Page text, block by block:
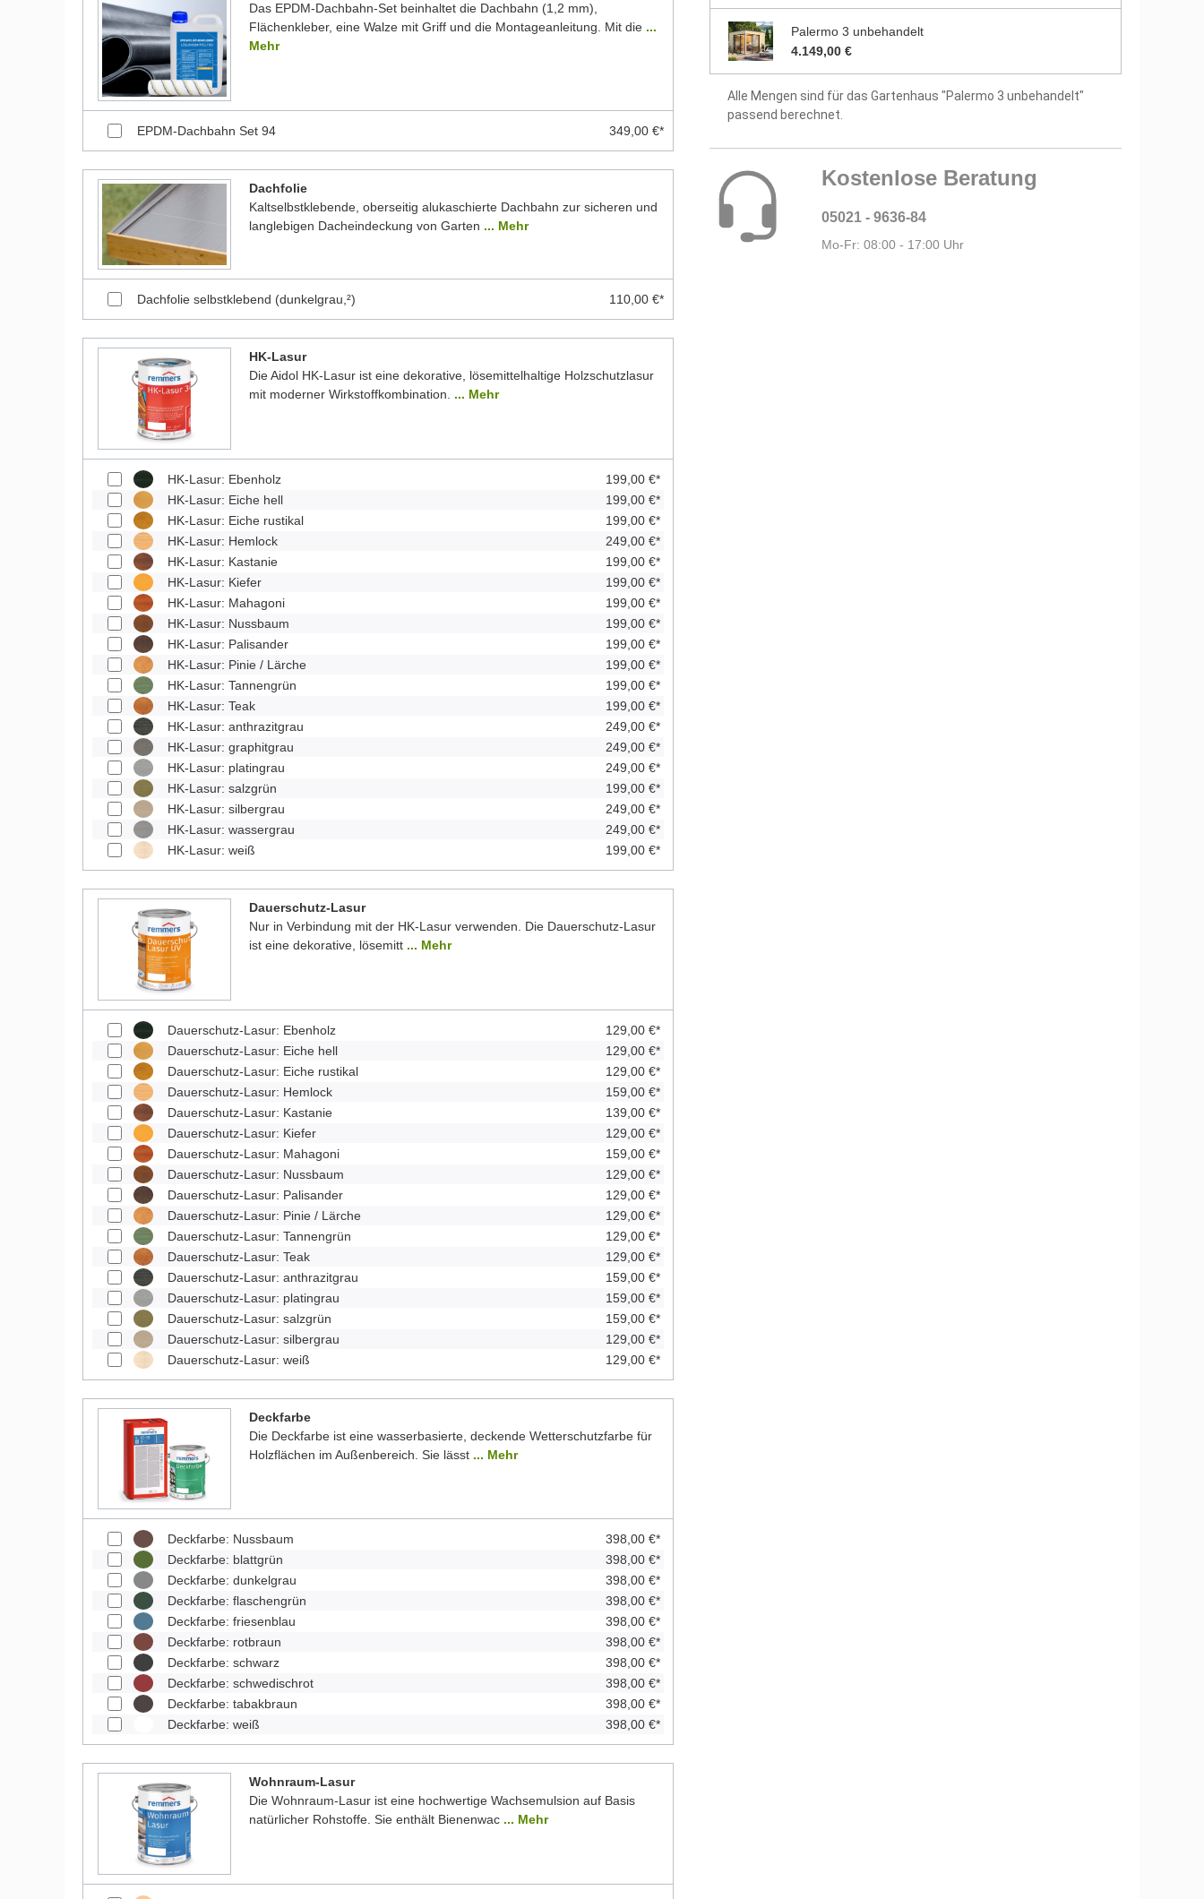
Das EPDM-Dachbahn-Set beinhaltet die Dachbahn (1,2 mm),
Flächenkleber, eine Walze mit Griff und die Montageanleitung. Mit die ...
Mehr
EPDM-Dachbahn Set 94 349,00 €*
Dachfolie
Kaltselbstklebende, oberseitig alukaschierte Dachbahn zur sicheren und
langlebigen Dacheindeckung von Garten ... Mehr
Dachfolie selbstklebend (dunkelgrau,²) 110,00 €*
HK-Lasur
Die Aidol HK-Lasur ist eine dekorative, lösemittelhaltige Holzschutzlasur
mit moderner Wirkstoffkombination. ... Mehr
HK-Lasur: Ebenholz
199,00 €*
HK-Lasur: Eiche hell
199,00 €*
HK-Lasur: Eiche rustikal
199,00 €*
HK-Lasur: Hemlock
249,00 €*
HK-Lasur: Kastanie
199,00 €*
HK-Lasur: Kiefer
199,00 €*
HK-Lasur: Mahagoni
199,00 €*
HK-Lasur: Nussbaum
199,00 €*
HK-Lasur: Palisander
199,00 €*
HK-Lasur: Pinie / Lärche
199,00 €*
HK-Lasur: Tannengrün
199,00 €*
HK-Lasur: Teak
199,00 €*
HK-Lasur: anthrazitgrau
249,00 €*
HK-Lasur: graphitgrau
249,00 €*
HK-Lasur: platingrau
249,00 €*
HK-Lasur: salzgrün
199,00 €*
HK-Lasur: silbergrau
249,00 €*
HK-Lasur: wassergrau
249,00 €*
HK-Lasur: weiß
199,00 €*
Dauerschutz-Lasur
Nur in Verbindung mit der HK-Lasur verwenden. Die Dauerschutz-Lasur
ist eine dekorative, lösemitt ... Mehr
Dauerschutz-Lasur: Ebenholz
129,00 €*
Dauerschutz-Lasur: Eiche hell
129,00 €*
Dauerschutz-Lasur: Eiche rustikal
129,00 €*
Dauerschutz-Lasur: Hemlock
159,00 €*
Dauerschutz-Lasur: Kastanie
139,00 €*
Dauerschutz-Lasur: Kiefer
129,00 €*
Dauerschutz-Lasur: Mahagoni
159,00 €*
Dauerschutz-Lasur: Nussbaum
129,00 €*
Dauerschutz-Lasur: Palisander
129,00 €*
Dauerschutz-Lasur: Pinie / Lärche
129,00 €*
Dauerschutz-Lasur: Tannengrün
129,00 €*
Dauerschutz-Lasur: Teak
129,00 €*
Dauerschutz-Lasur: anthrazitgrau
159,00 €*
Dauerschutz-Lasur: platingrau
159,00 €*
Dauerschutz-Lasur: salzgrün
159,00 €*
Dauerschutz-Lasur: silbergrau
129,00 €*
Dauerschutz-Lasur: weiß
129,00 €*
Deckfarbe
Die Deckfarbe ist eine wasserbasierte, deckende Wetterschutzfarbe für
Holzflächen im Außenbereich. Sie lässt ... Mehr
Deckfarbe: Nussbaum
398,00 €*
Deckfarbe: blattgrün
398,00 €*
Deckfarbe: dunkelgrau
398,00 €*
Deckfarbe: flaschengrün
398,00 €*
Deckfarbe: friesenblau
398,00 €*
Deckfarbe: rotbraun
398,00 €*
Deckfarbe: schwarz
398,00 €*
Deckfarbe: schwedischrot
398,00 €*
Deckfarbe: tabakbraun
398,00 €*
Deckfarbe: weiß
398,00 €*
Wohnraum-Lasur
Die Wohnraum-Lasur ist eine hochwertige Wachsemulsion auf Basis
natürlicher Rohstoffe. Sie enthält Bienenwac ... Mehr
Palermo 3 unbehandelt
4.149,00 €
Alle Mengen sind für das Gartenhaus "Palermo 3 unbehandelt"
passend berechnet.
Kostenlose Beratung
05021 - 9636-84
Mo-Fr: 08:00 - 17:00 Uhr